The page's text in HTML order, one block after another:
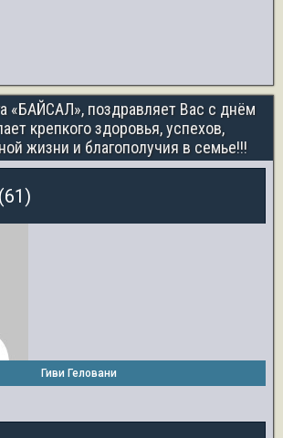
«БАЙСАЛ», поздравляет Вас с днём
крепкого здоровья, успехов,
жизни и благополучия в семье!!!
Гиви Геловани